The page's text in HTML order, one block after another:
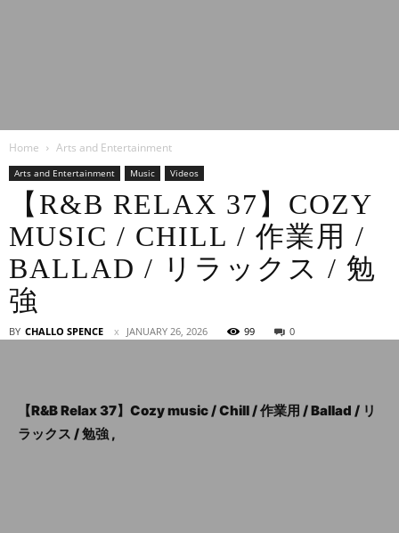
News
Home Arts and Entertainment
Arts and Entertainment Music Videos
【R&B RELAX 37】COZY
MUSIC / CHILL / 作業用 /
BALLAD / リラックス / 勉
強
BY CHALLO SPENCE JANUARY 26, 2026 99 0
【R&B Relax 37】Cozy music / Chill / 作業用 / Ballad / リ
ラックス / 勉強 ,